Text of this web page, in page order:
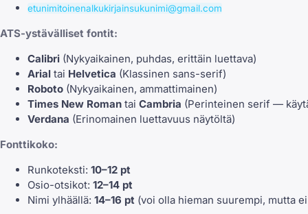
etunimitoinenalkukirjainsukunimi@gmail.com
ATS-ystävälliset fontit:
Calibri (Nykyaikainen, puhdas, erittäin luettava)
Arial tai Helvetica (Klassinen sans-serif)
Roboto (Nykyaikainen, ammattimainen)
Times New Roman tai Cambria (Perinteinen serif —
Verdana (Erinomainen luettavuus näytöltä)
Fonttikoko:
Runkoteksti: 10–12 pt
Osio-otsikot: 12–14 pt
Nimi ylhäällä: 14–16 pt (voi olla hieman suurempi, mutta